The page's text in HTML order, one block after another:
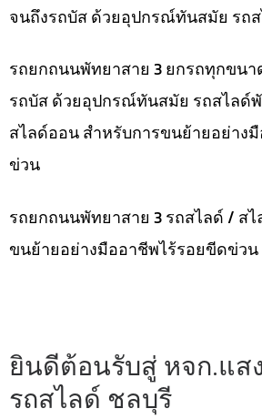
จนถึงรถบัส ด้วยอุปกรณ์ทันสมัย รถ
รถยกถนนพัทยาสาย 3 ยกรถทุกขนา
รถบัส ด้วยอุปกรณ์ทันสมัย รถสไลด์
สไลด์ออน สำหรับการขนย้ายอย่าง
ข่วน
รถยกถนนพัทยาสาย 3 รถสไลด์ / ส
ขนย้ายอย่างมืออาชีพไร้รอยขีดข่วน
ยินดีต้อนรับสู่ หจก.แส
รถสไลด์ ชลบุรี